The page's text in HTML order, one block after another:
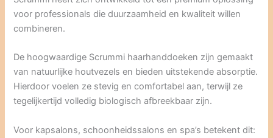
voor professionals die duurzaamheid en kwaliteit willen
combineren.
De hoogwaardige Scrummi haarhanddoeken zijn gemaakt
van natuurlijke houtvezels en bieden uitstekende absorptie.
Hierdoor voelen ze stevig en comfortabel aan, terwijl ze
tegelijkertijd volledig biologisch afbreekbaar zijn.
Voor kapsalons, schoonheidssalons en spa’s betekent dit: